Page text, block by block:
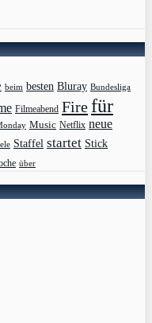
beim besten Bluray Bundesliga
Filmeabend Firefür
Music Netflix neue
Staffel startet Stick
über